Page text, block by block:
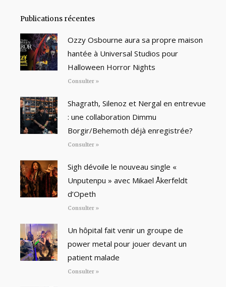
Publications récentes
Ozzy Osbourne aura sa propre maison
hantée à Universal Studios pour
Halloween Horror Nights
Consulter »
Shagrath, Silenoz et Nergal en entrevue
: une collaboration Dimmu
Borgir/Behemoth déjà enregistrée?
Consulter »
Sigh dévoile le nouveau single «
Unputenpu » avec Mikael Åkerfeldt
d’Opeth
Consulter »
Un hôpital fait venir un groupe de
power metal pour jouer devant un
patient malade
Consulter »